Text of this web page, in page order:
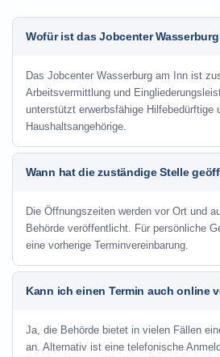
Wofür ist das Jobcenter
Das Jobcenter Wasserburg am Inn ist
Arbeitsvermittlung und
unterstützt erwerbsfähige Hilfebedürftige
Haushaltsangehörige.
Wann hat die zuständige Stelle
Die Öffnungszeiten werden vor Ort und
Behörde veröffentlicht. Für persönliche
eine vorherige Terminvereinbarung.
Kann ich einen Termin auch online
Ja, die Behörde bietet in vielen Fällen
an. Alternativ ist eine telefonische